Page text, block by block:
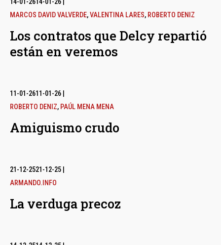
14-01-2614-01-26
MARCOS DAVID VALVERDE,VALENTINA LARES, ROBERTO DENIZ
Los contratos que Delcy repartió
están en veremos
11-01-2611-01-26
ROBERTO DENIZ, PAÚL MENA MENA
Amiguismo crudo
21-12-2521-12-25
ARMANDO.INFO
La verduga precoz